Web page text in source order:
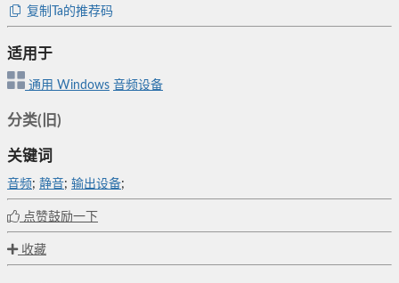
复制Ta的推荐码
适用于
通用 Windows 音频设备
分类(旧)
关键词
音频; 静音; 输出设备;
点赞鼓励一下
收藏